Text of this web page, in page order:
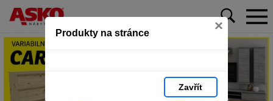
Produkty na stránce ×
Zavřít